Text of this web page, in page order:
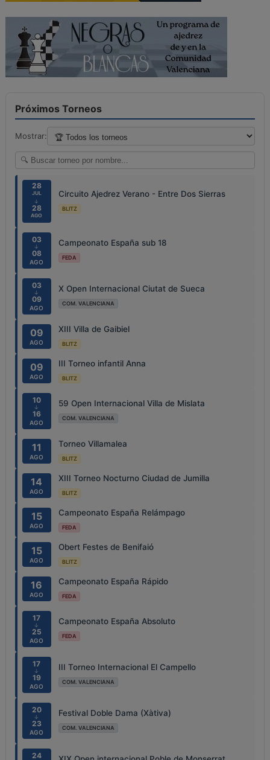
Próximos Torneos
Mostrar:
28
JUL
↓
28
AGO
Circuito Ajedrez Verano - Entre Dos Sierras
BLITZ
03
↓
08
AGO
Campeonato España sub 18
FEDA
03
↓
09
AGO
X Open Internacional Ciutat de Sueca
COM. VALENCIANA
09
AGO
XIII Villa de Gaibiel
BLITZ
09
AGO
III Torneo infantil Anna
BLITZ
10
↓
16
AGO
59 Open Internacional Villa de Mislata
COM. VALENCIANA
11
AGO
Torneo Villamalea
BLITZ
14
AGO
XIII Torneo Nocturno Ciudad de Jumilla
BLITZ
15
AGO
Campeonato España Relámpago
FEDA
15
AGO
Obert Festes de Benifaió
BLITZ
16
AGO
Campeonato España Rápido
FEDA
17
↓
25
AGO
Campeonato España Absoluto
FEDA
17
↓
19
AGO
III Torneo Internacional El Campello
COM. VALENCIANA
20
↓
23
AGO
Festival Doble Dama (Xàtiva)
COM. VALENCIANA
24